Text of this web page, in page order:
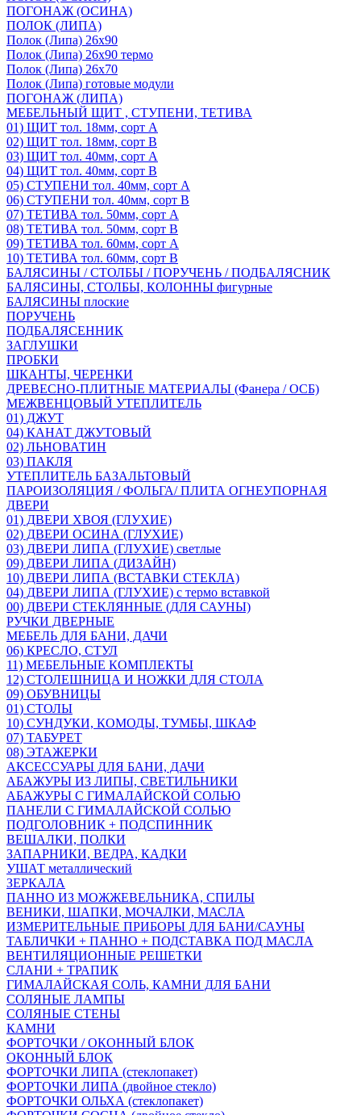
ПОГОНАЖ (ОСИНА)
ПОЛОК (ЛИПА)
Полок (Липа) 26х90
Полок (Липа) 26х90 термо
Полок (Липа) 26х70
Полок (Липа) готовые модули
ПОГОНАЖ (ЛИПА)
МЕБЕЛЬНЫЙ ЩИТ , СТУПЕНИ, ТЕТИВА
01) ЩИТ тол. 18мм, сорт А
02) ЩИТ тол. 18мм, сорт В
03) ЩИТ тол. 40мм, сорт А
04) ЩИТ тол. 40мм, сорт В
05) СТУПЕНИ тол. 40мм, сорт А
06) СТУПЕНИ тол. 40мм, сорт В
07) ТЕТИВА тол. 50мм, сорт А
08) ТЕТИВА тол. 50мм, сорт В
09) ТЕТИВА тол. 60мм, сорт А
10) ТЕТИВА тол. 60мм, сорт В
БАЛЯСИНЫ / СТОЛБЫ / ПОРУЧЕНЬ / ПОДБАЛЯСНИК
БАЛЯСИНЫ, СТОЛБЫ, КОЛОННЫ фигурные
БАЛЯСИНЫ плоские
ПОРУЧЕНЬ
ПОДБАЛЯСЕННИК
ЗАГЛУШКИ
ПРОБКИ
ШКАНТЫ, ЧЕРЕНКИ
ДРЕВЕСНО-ПЛИТНЫЕ МАТЕРИАЛЫ (Фанера / ОСБ)
МЕЖВЕНЦОВЫЙ УТЕПЛИТЕЛЬ
01) ДЖУТ
04) КАНАТ ДЖУТОВЫЙ
02) ЛЬНОВАТИН
03) ПАКЛЯ
УТЕПЛИТЕЛЬ БАЗАЛЬТОВЫЙ
ПАРОИЗОЛЯЦИЯ / ФОЛЬГА/ ПЛИТА ОГНЕУПОРНАЯ
ДВЕРИ
01) ДВЕРИ ХВОЯ (ГЛУХИЕ)
02) ДВЕРИ ОСИНА (ГЛУХИЕ)
03) ДВЕРИ ЛИПА (ГЛУХИЕ) светлые
09) ДВЕРИ ЛИПА (ДИЗАЙН)
10) ДВЕРИ ЛИПА (ВСТАВКИ СТЕКЛА)
04) ДВЕРИ ЛИПА (ГЛУХИЕ) с термо вставкой
00) ДВЕРИ СТЕКЛЯННЫЕ (ДЛЯ САУНЫ)
РУЧКИ ДВЕРНЫЕ
МЕБЕЛЬ ДЛЯ БАНИ, ДАЧИ
06) КРЕСЛО, СТУЛ
11) МЕБЕЛЬНЫЕ КОМПЛЕКТЫ
12) СТОЛЕШНИЦА И НОЖКИ ДЛЯ СТОЛА
09) ОБУВНИЦЫ
01) СТОЛЫ
10) СУНДУКИ, КОМОДЫ, ТУМБЫ, ШКАФ
07) ТАБУРЕТ
08) ЭТАЖЕРКИ
АКСЕССУАРЫ ДЛЯ БАНИ, ДАЧИ
АБАЖУРЫ ИЗ ЛИПЫ, СВЕТИЛЬНИКИ
АБАЖУРЫ С ГИМАЛАЙСКОЙ СОЛЬЮ
ПАНЕЛИ С ГИМАЛАЙСКОЙ СОЛЬЮ
ПОДГОЛОВНИК + ПОДСПИННИК
ВЕШАЛКИ, ПОЛКИ
ЗАПАРНИКИ, ВЕДРА, КАДКИ
УШАТ металлический
ЗЕРКАЛА
ПАННО ИЗ МОЖЖЕВЕЛЬНИКА, СПИЛЫ
ВЕНИКИ, ШАПКИ, МОЧАЛКИ, МАСЛА
ИЗМЕРИТЕЛЬНЫЕ ПРИБОРЫ ДЛЯ БАНИ/САУНЫ
ТАБЛИЧКИ + ПАННО + ПОДСТАВКА ПОД МАСЛА
ВЕНТИЛЯЦИОННЫЕ РЕШЕТКИ
СЛАНИ + ТРАПИК
ГИМАЛАЙСКАЯ СОЛЬ, КАМНИ ДЛЯ БАНИ
СОЛЯНЫЕ ЛАМПЫ
СОЛЯНЫЕ СТЕНЫ
КАМНИ
ФОРТОЧКИ / ОКОННЫЙ БЛОК
ОКОННЫЙ БЛОК
ФОРТОЧКИ ЛИПА (стеклопакет)
ФОРТОЧКИ ЛИПА (двойное стекло)
ФОРТОЧКИ ОЛЬХА (стеклопакет)